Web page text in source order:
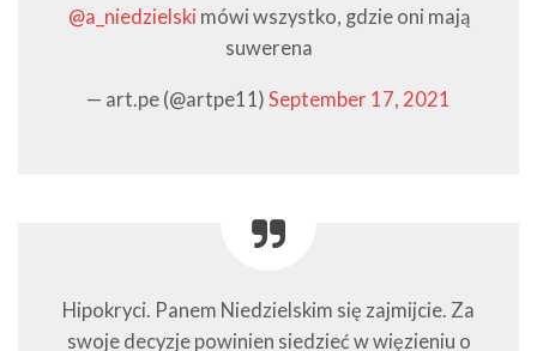
@a_niedzielski mówi wszystko, gdzie oni mają
suwerena
— art.pe (@artpe11) September 17, 2021
Hipokryci. Panem Niedzielskim się zajmijcie. Za
swoje decyzje powinien siedzieć w więzieniu o